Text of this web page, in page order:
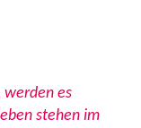
werden es
stehen im